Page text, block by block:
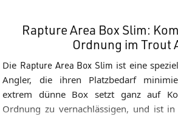
Rapture Area Box Slim:
Ordnung im Trout
Die Rapture Area Box Slim ist eine
Angler, die ihren Platzbedarf
extrem dünne Box setzt ganz auf
Ordnung zu vernachlässigen, und ist